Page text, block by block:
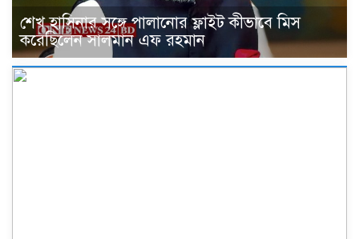
শেখ হাসিনার সঙ্গে পালানোর ফ্লাইট কীভাবে মিস
করেছিলেন সালমান এফ রহমান